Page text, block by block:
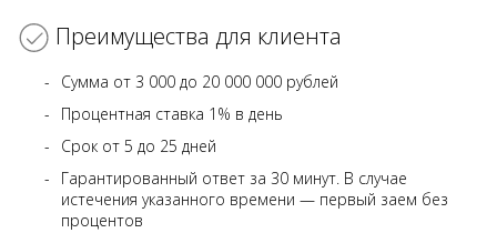
Преимущества для клиента
Сумма от 3 000 до 20 000 000 рублей
Процентная ставка 1% в день
Срок от 5 до 25 дней
Гарантированный ответ за 30 минут. В случае
истечения указанного времени — первый заем без
процентов